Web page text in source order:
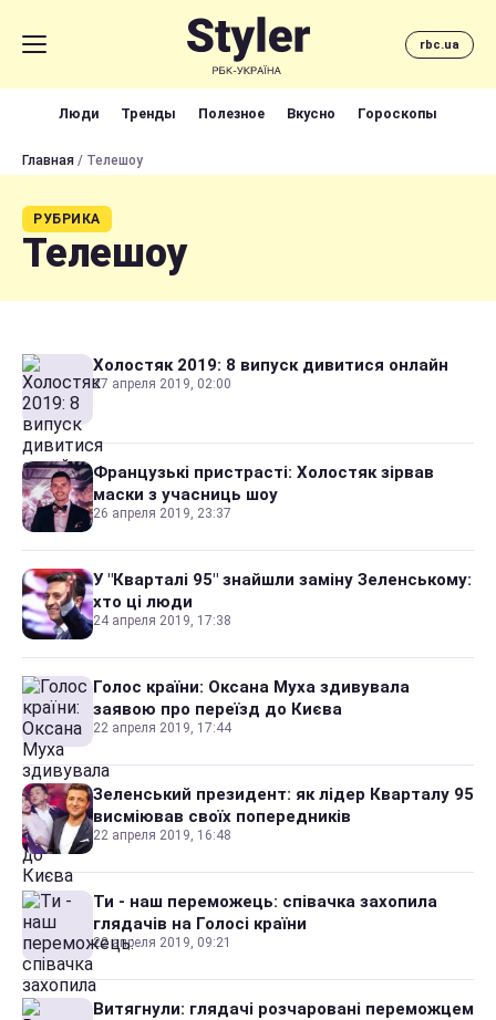
rbc.ua
Люди Тренды Полезное Вкусно Гороскопы
Главная / Телешоу
РУБРИКА
Телешоу
Холостяк 2019: 8 випуск дивитися онлайн
27 апреля 2019, 02:00
Французькі пристрасті: Холостяк зірвав
маски з учасниць шоу
26 апреля 2019, 23:37
У "Кварталі 95" знайшли заміну Зеленському:
хто ці люди
24 апреля 2019, 17:38
Голос країни: Оксана Муха здивувала
заявою про переїзд до Києва
22 апреля 2019, 17:44
Зеленський президент: як лідер Кварталу 95
висміював своїх попередників
22 апреля 2019, 16:48
Ти - наш переможець: співачка захопила
глядачів на Голосі країни
22 апреля 2019, 09:21
Витягнули: глядачі розчаровані переможцем